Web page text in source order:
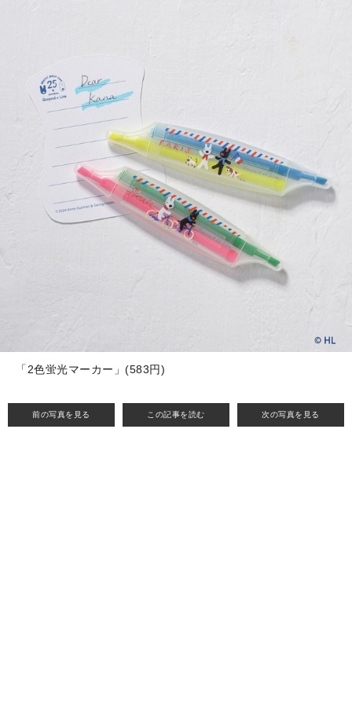
前の写真を見る この記事を読む 次の写真を見る
「2色蛍光マーカー」(583円)